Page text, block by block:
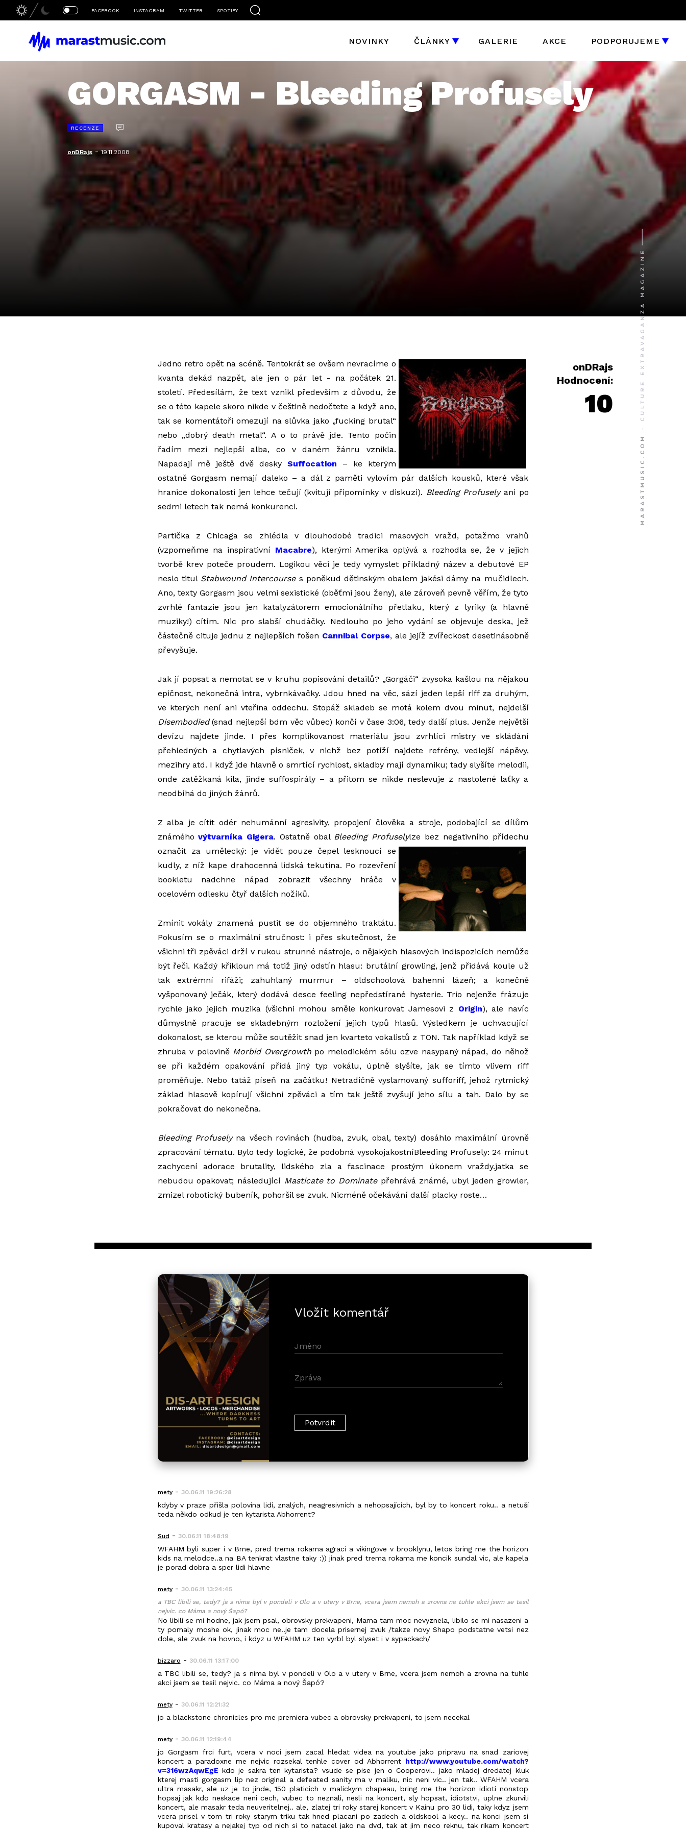
FACEBOOK INSTAGRAM TWITTER SPOTIFY
NOVINKY ČLÁNKY GALERIE AKCE PODPORUJEME
GORGASM - Bleeding Profusely
RECENZE
onDRajs-19.11.2008
onDRajs
Hodnocení:
10
Jedno retro opět na scéně. Tentokrát se ovšem nevracíme o
kvanta dekád nazpět, ale jen o pár let - na počátek 21.
století. Předesílám, že text vznikl především z důvodu, že
se o této kapele skoro nikde v češtině nedočtete a když ano,
tak se komentátoři omezují na slůvka jako „fucking brutal“
nebo „dobrý death metal“. A o to právě jde. Tento počin
řadím mezi nejlepší alba, co v daném žánru vznikla.
Napadají mě ještě dvě desky Suffocation – ke kterým
ostatně Gorgasm nemají daleko – a dál z paměti vylovím pár dalších kousků, které však
hranice dokonalosti jen lehce tečují (kvituji připomínky v diskuzi). Bleeding Profuselyani po
sedmi letech tak nemá konkurenci.
Partička z Chicaga se zhlédla v dlouhodobé tradici masových vražd, potažmo vrahů
(vzpomeňme na inspirativní Macabre), kterými Amerika oplývá a rozhodla se, že v jejich
tvorbě krev poteče proudem. Logikou věci je tedy vymyslet příkladný název a debutové EP
neslo titul Stabwound Intercourses poněkud dětinským obalem jakési dámy na mučidlech.
Ano, texty Gorgasm jsou velmi sexistické (oběťmi jsou ženy), ale zároveň pevně věřím, že tyto
zvrhlé fantazie jsou jen katalyzátorem emocionálního přetlaku, který z lyriky (a hlavně
muziky!) cítím. Nic pro slabší chudáčky. Nedlouho po jeho vydání se objevuje deska, jež
částečně cituje jednu z nejlepších fošen Cannibal Corpse, ale jejíž zvířeckost desetinásobně
převyšuje.
Jak jí popsat a nemotat se v kruhu popisování detailů? „Gorgáči“ zvysoka kašlou na nějakou
epičnost, nekonečná intra, vybrnkávačky. Jdou hned na věc, sází jeden lepší riff za druhým,
ve kterých není ani vteřina oddechu. Stopáž skladeb se motá kolem dvou minut, nejdelší
Disembodied(snad nejlepší bdm věc vůbec) končí v čase 3:06, tedy další plus. Jenže největší
devízu najdete jinde. I přes komplikovanost materiálu jsou zvrhlíci mistry ve skládání
přehledných a chytlavých písniček, v nichž bez potíží najdete refrény, vedlejší nápěvy,
mezihry atd. I když jde hlavně o smrtící rychlost, skladby mají dynamiku; tady slyšíte melodii,
onde zatěžkaná kila, jinde suffospirály – a přitom se nikde neslevuje z nastolené laťky a
neodbíhá do jiných žánrů.
Z alba je cítit odér nehumánní agresivity, propojení člověka a stroje, podobající se dílům
známéhovýtvarníka Gigera. Ostatně obal Bleeding Profuselylze bez negativního přídechu
označit za umělecký: je vidět pouze čepel lesknoucí se
kudly, z níž kape drahocenná lidská tekutina. Po rozevření
bookletu nadchne nápad zobrazit všechny hráče v
ocelovém odlesku čtyř dalších nožíků.
Zmínit vokály znamená pustit se do objemného traktátu.
Pokusím se o maximální stručnost: i přes skutečnost, že
všichni tři zpěváci drží v rukou strunné nástroje, o nějakých hlasových indispozicích nemůže
být řeči. Každý křikloun má totiž jiný odstín hlasu: brutální growling, jenž přidává koule už
tak extrémní rifáži; zahuhlaný murmur – oldschoolová bahenní lázeň; a konečně
vyšponovaný ječák, který dodává desce feeling nepředstírané hysterie. Trio nejenže frázuje
rychle jako jejich muzika (všichni mohou směle konkurovat Jamesovi z Origin), ale navíc
důmyslně pracuje se skladebným rozložení jejich typů hlasů. Výsledkem je uchvacující
dokonalost, se kterou může soutěžit snad jen kvarteto vokalistů z TON. Tak například když se
zhruba v polovině Morbid Overgrowthpo melodickém sólu ozve nasypaný nápad, do něhož
se při každém opakování přidá jiný typ vokálu, úplně slyšíte, jak se tímto vlivem riff
proměňuje. Nebo tatáž píseň na začátku! Netradičně vyslamovaný sufforiff, jehož rytmický
základ hlasově kopírují všichni zpěváci a tím tak ještě zvyšují jeho sílu a tah. Dalo by se
pokračovat do nekonečna.
Bleeding Profuselyna všech rovinách (hudba, zvuk, obal, texty) dosáhlo maximální úrovně
zpracování tématu. Bylo tedy logické, že podobná vysokojakostníBleeding Profusely: 24 minut
zachycení adorace brutality, lidského zla a fascinace prostým úkonem vraždy.jatka se
nebudou opakovat; následující Masticate to Dominatepřehrává známé, ubyl jeden growler,
zmizel robotický bubeník, pohoršil se zvuk. Nicméně očekávání další placky roste…
Vložit komentář
mety- 30.06.11 19:26:28
kdyby v praze přišla polovina lidí, znalých, neagresivních a nehopsajících, byl by to koncert roku.. a netuší
teda někdo odkud je ten kytarista Abhorrent?
Sud - 30.06.11 18:48:19
WFAHM byli super i v Brne, pred trema rokama agraci a vikingove v brooklynu, letos bring me the horizon
kids na melodce..a na BA tenkrat vlastne taky :)) jinak pred trema rokama me koncik sundal vic, ale kapela
je porad dobra a sper lidi hlavne
mety- 30.06.11 13:24:45
a TBC libili se, tedy? ja s nima byl v pondeli v Olo a v utery v Brne, vcera jsem nemoh a zrovna na tuhle akci jsem se tesil
nejvic. co Máma a nový Šapó?
No libili se mi hodne, jak jsem psal, obrovsky prekvapeni, Mama tam moc nevyznela, libilo se mi nasazeni a
ty pomaly moshe ok, jinak moc ne..je tam docela prisernej zvuk /takze novy Shapo podstatne vetsi nez
dole, ale zvuk na hovno, i kdyz u WFAHM uz ten vyrbl byl slyset i v sypackach/
bizzaro - 30.06.11 13:17:00
a TBC libili se, tedy? ja s nima byl v pondeli v Olo a v utery v Brne, vcera jsem nemoh a zrovna na tuhle
akci jsem se tesil nejvic. co Máma a nový Šapó?
mety- 30.06.11 12:21:32
jo a blackstone chronicles pro me premiera vubec a obrovsky prekvapeni, to jsem necekal
mety- 30.06.11 12:19:44
jo Gorgasm frci furt, vcera v noci jsem zacal hledat videa na youtube jako pripravu na snad zariovej
koncert a paradoxne me nejvic rozsekal tenhle cover od Abhorrent http://www.youtube.com/watch?
v=316wzAqwEgE kdo je sakra ten kytarista? vsude se pise jen o Cooperovi.. jako mladej dredatej kluk
kterej masti gorgasm lip nez original a defeated sanity ma v maliku, nic neni vic.. jen tak.. WFAHM vcera
ultra masakr, ale uz je to jinde, 150 platicich v malickym chapeau, bring me the horizon idioti nonstop
hopsaj jak kdo neskace neni cech, vubec to neznali, nesli na koncert, sly hopsat, idiotstvi, uplne zkurvili
koncert, ale masakr teda neuveritelnej.. ale, zlatej tri roky starej koncert v Kainu pro 30 lidi, taky kdyz jsem
vcera prisel v tom tri roky starym triku tak hned placani po zadech a oldskool a kecy.. na konci jsem si
kupoval kratasy a nejakej typ od nich si to natacel jako na dvd, tak at jim neco reknu, tak rikam koncert